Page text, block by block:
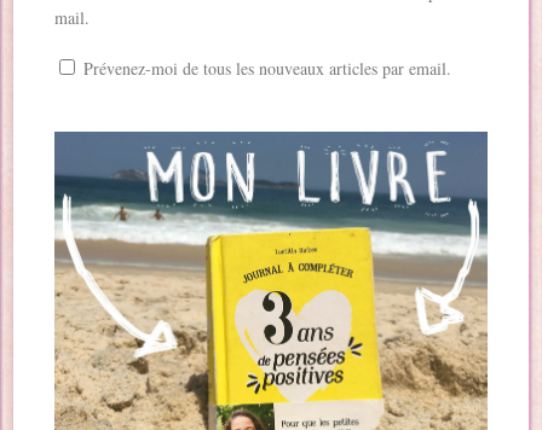
mail.
Prévenez-moi de tous les nouveaux articles par email.